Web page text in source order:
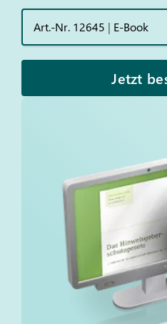
Art.-Nr. 12645 | E-Book
Jetzt